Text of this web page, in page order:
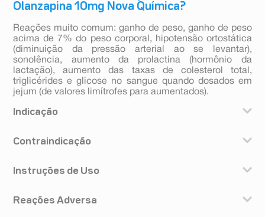
Olanzapina 10mg Nova Química?
Reações muito comum: ganho de peso, ganho de peso
acima de 7% do peso corporal, hipotensão ortostática
(diminuição da pressão arterial ao se levantar),
sonolência, aumento da prolactina (hormônio da
lactação), aumento das taxas de colesterol total,
triglicérides e glicose no sangue quando dosados em
jejum (de valores limítrofes para aumentados).
Indicação
manutenção da esquizofrenia e outros transtornos
pensamento, hostilidade e desconfiança) e/ou sintomas
emocional/social e pobreza de linguagem) são
proeminentes. A olanzapina alivia também os sintomas
Contraindicação
alérgicos à olanzapina ou a qualquer um dos
Instruções de Uso
oral, podendo ser tomado independentemente das
Reações Adversa